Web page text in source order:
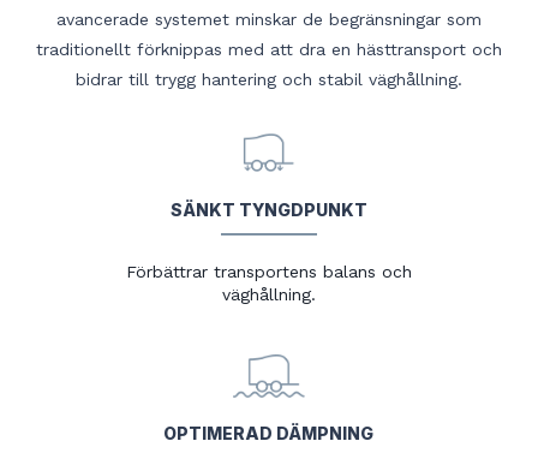
avancerade systemet minskar de begränsningar som
traditionellt förknippas med att dra en hästtransport och
bidrar till trygg hantering och stabil väghållning.
SÄNKT TYNGDPUNKT
Förbättrar transportens balans och
väghållning.
OPTIMERAD DÄMPNING